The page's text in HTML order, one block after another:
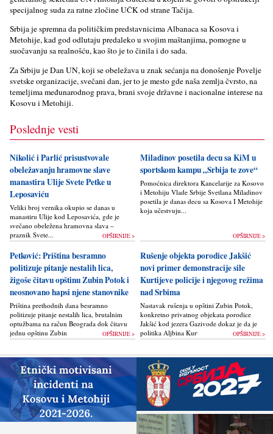
specijalnog suda za ratne zločine UČK od strane Tačija.
Srbija je spremna da političkim predstavnicima Albanaca sa Kosova i
Metohije, kad god odlutaju predaleko u svojim maštanjima, pomogne u
suočavanju sa realnošću, kao što je to činila i do sada.
Za Srbiju je Dan UN, koji se obeležava u znak sećanja na donošenje Povelјe
svetske organizacije, svečani dan, jer to je mesto gde naša zemlјa čvrsto, na
temelјima međunarodnog prava, brani svoje državne i nacionalne interese na
Kosovu i Metohiji.
Poslednje vesti
Nikolić i Parlić prisustvovale
obeležavanju hramovne slave
manastira Ulije Svete Petke u
Leposaviću
Veliki broj vernika okupio se danas u
manastiru Ulije kod Leposavića, gde je
svečano obeležena hramovna slava –
praznik Svete...
OPŠIRNIJE >
Miladinov posetila decu sa KiM u
sportskom kampu „Srbija te zove“
Pomoćnica direktora Kancelarije za Kosovo
i Metohiju Vlade Srbije Svetlana Miladinov
posetila je danas decu sa Kosova I Metohije
koja učestvuju...
OPŠIRNIJE >
Petković: Priština besramno
politizuje pitanje nestalih lica,
žigoše čitavu opštinu Zubin Potok i
neosnovano hapsi njene stanovnike
Priština prethodnih dana besramno
politizuje pitanje nestalih lica, brutalnim
optužbama na račun Beograda dok čitavu
jednu opštinu Zubin Potok žigoše...OPŠIRNIJE >
Rušenje objekta porodice Jakšić
novi primer demonstracije sile
Kurtijeve policije i njegovog režima
nad Srbima
Nastavak rušenja u opštini Zubin Potok,
konkretno privatnog objekata porodice
Jakšić kod jezera Gazivode dokaz je da je
politika Alјbina Kurtija...
OPŠIRNIJE >